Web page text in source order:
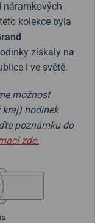
náramkových
kolekce byla
získaly na
i ve světě.
možnost
kraj) hodinek
poznámku do
zde.